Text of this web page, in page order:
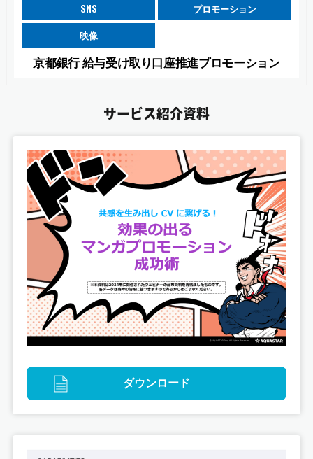
SNS
プロモーション
映像
京都銀行 給与受け取り口座推進プロモーション
映像
【カラフルピーチ】「ゆびきりレイン」ミュージッ
クビデオ制作
サービス紹介資料
ダウンロード